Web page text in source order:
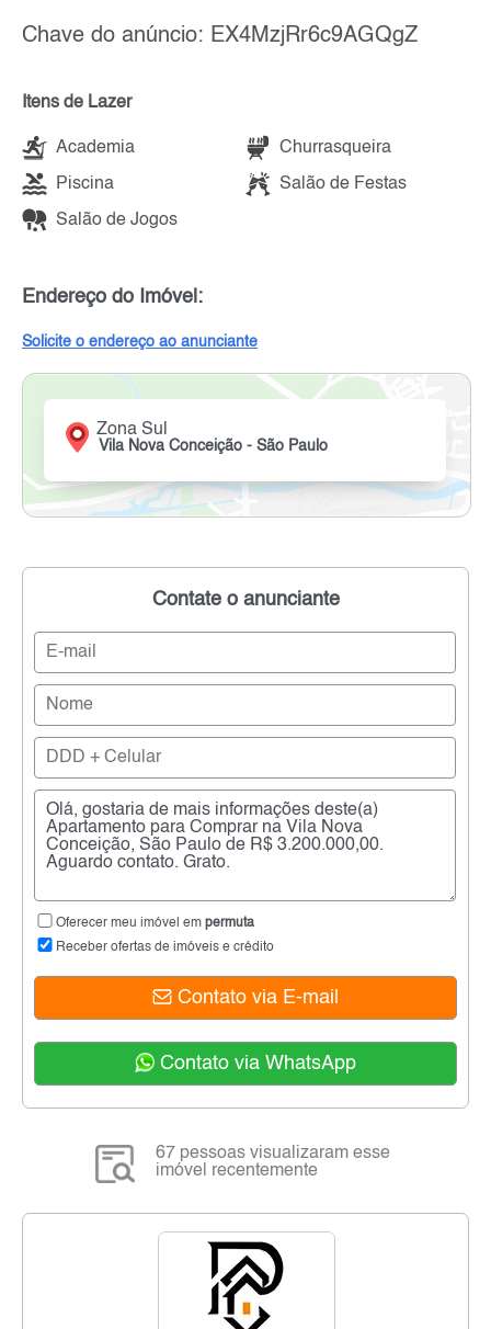
Chave do anúncio: EX4MzjRr6c9AGQgZ
Itens de Lazer
Academia Churrasqueira
Piscina Salão de Festas
Salão de Jogos
Endereço do Imóvel:
Solicite o endereço ao anunciante
Zona Sul
Vila Nova Conceição - São Paulo
Contate o anunciante
Oferecer meu imóvel em permuta
Receber ofertas de imóveis e crédito
Contato via E-mail
Contato via WhatsApp
67 pessoas visualizaram esse
imóvel recentemente